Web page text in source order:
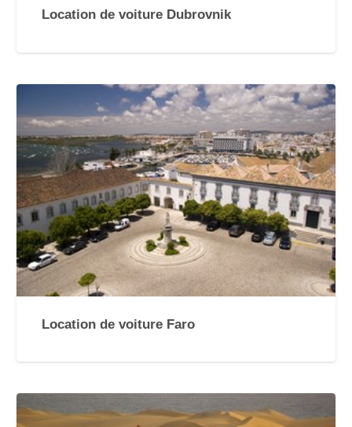
Location de voiture Dubrovnik
Location de voiture Faro